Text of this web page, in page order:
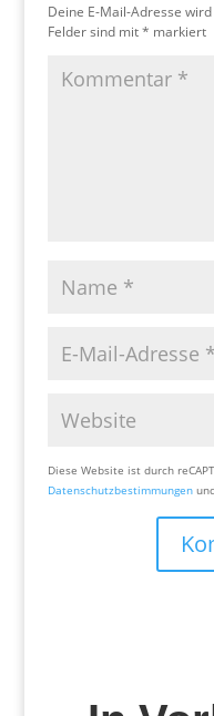
Deine E-Mail-Adresse
Felder sind mit* markiert
Diese Website ist durch
Datenschutzbestimmungen